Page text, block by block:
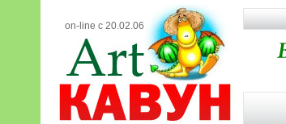
on-line с 20.02.06